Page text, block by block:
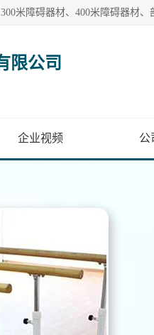
限公司
企业视频 公